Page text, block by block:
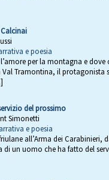
e poesia
per la montagna e
Val Tramontina, il protagonista
del prossimo
Simonetti
e poesia
all’Arma dei
di un uomo che ha fatto del